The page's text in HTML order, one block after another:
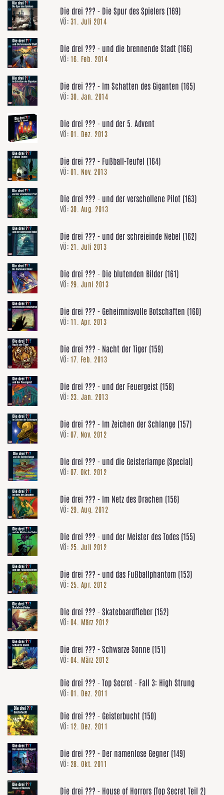
Die drei ??? - Die Spur des Spielers (169)
VÖ: 31. Juli 2014
Die drei ??? - und die brennende Stadt (166)
VÖ: 16. Feb. 2014
Die drei ??? - Im Schatten des Giganten (165)
VÖ: 30. Jan. 2014
Die drei ??? - und der 5. Advent
VÖ: 01. Dez. 2013
Die drei ??? - Fußball-Teufel (164)
VÖ: 01. Nov. 2013
Die drei ??? - und der verschollene Pilot (163)
VÖ: 30. Aug. 2013
Die drei ??? - und der schreieinde Nebel (162)
VÖ: 21. Juli 2013
Die drei ??? - Die blutenden Bilder (161)
VÖ: 29. Juni 2013
Die drei ??? - Geheimnisvolle Botschaften (160)
VÖ: 11. Apr. 2013
Die drei ??? - Nacht der Tiger (159)
VÖ: 17. Feb. 2013
Die drei ??? - und der Feuergeist (158)
VÖ: 23. Jan. 2013
Die drei ??? - Im Zeichen der Schlange (157)
VÖ: 07. Nov. 2012
Die drei ??? - und die Geisterlampe (Special)
VÖ: 07. Okt. 2012
Die drei ??? - Im Netz des Drachen (156)
VÖ: 29. Aug. 2012
Die drei ??? - und der Meister des Todes (155)
VÖ: 25. Juli 2012
Die drei ??? - und das Fußballphantom (153)
VÖ: 25. Apr. 2012
Die drei ??? - Skateboardfieber (152)
VÖ: 04. März 2012
Die drei ??? - Schwarze Sonne (151)
VÖ: 04. März 2012
Die drei ??? - Top Secret - Fall 3: High Strung
VÖ: 01. Dez. 2011
Die drei ??? - Geisterbucht (150)
VÖ: 12. Dez. 2011
Die drei ??? - Der namenlose Gegner (149)
VÖ: 28. Okt. 2011
Die drei ??? - House of Horrors (Top Secret Teil 2)